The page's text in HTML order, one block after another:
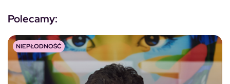
Polecamy:
NIEPŁODNOŚĆ